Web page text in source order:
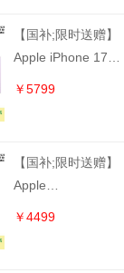
【国补;限时送赠】
Apple iPhone 17
￥5799
【国补;限时送赠】
Apple
￥4499